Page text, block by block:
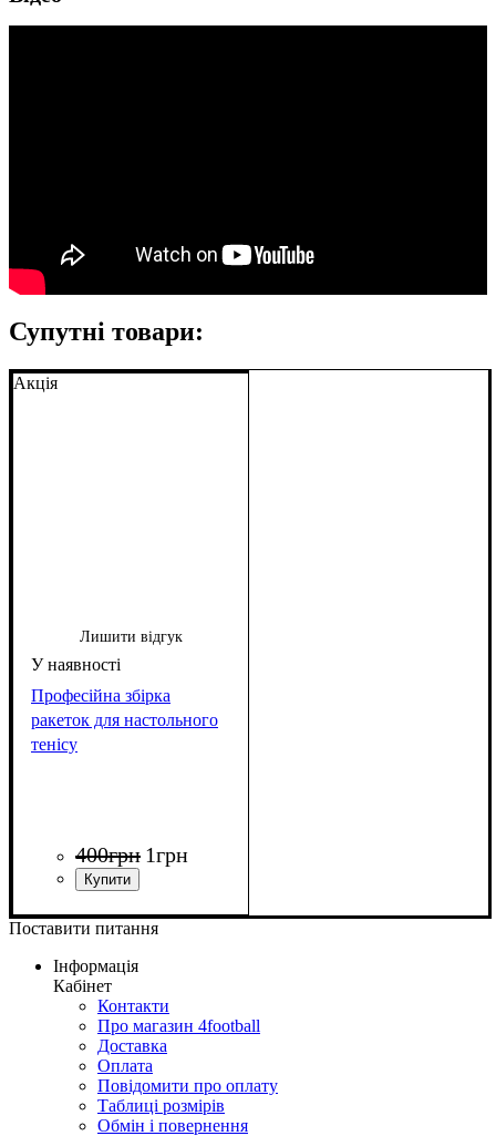
Супутні товари:
Акція
Лишити відгук
Професійна збірка
ракеток для настольного
тенісу
400грн 1грн
Поставити питання
Інформація
Кабінет
Контакти
Про магазин 4football
Доставка
Оплата
Повідомити про оплату
Таблиці розмірів
Обмін і повернення